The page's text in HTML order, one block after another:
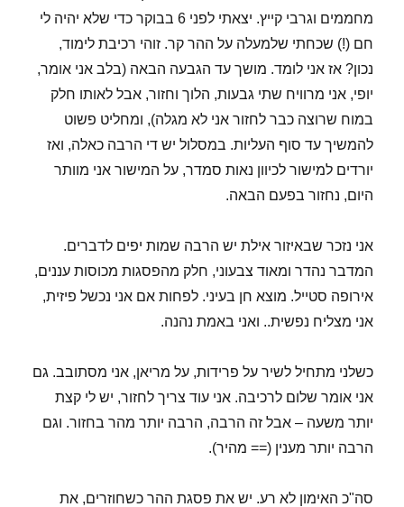
מחממים וגרבי קייץ. יצאתי לפני 6 בבוקר כדי שלא יהיה לי
חם (!) שכחתי שלמעלה על ההר קר. זוהי רכיבת לימוד,
נכון? אז אני לומד. מושך עד הגבעה הבאה (בלב אני אומר,
יופי, אני מרוויח שתי גבעות, הלוך וחזור, אבל לאותו חלק
במוח שרוצה כבר לחזור אני לא מגלה), ומחליט פשוט
להמשיך עד סוף העליות. במסלול יש די הרבה כאלה, ואז
יורדים למישור לכיוון נאות סמדר, על המישור אני מוותר
היום, נחזור בפעם הבאה.
אני נזכר שבאיזור אילת יש הרבה שמות יפים לדברים.
המדבר נהדר ומאוד צבעוני, חלק מהפסגות מכוסות עננים,
אירופה סטייל. מוצא חן בעיני. לפחות אם אני נכשל פיזית,
אני מצליח נפשית.. ואני באמת נהנה.
כשלני מתחיל לשיר על פרידות, על מריאן, אני מסתובב. גם
אני אומר שלום לרכיבה. אני עוד צריך לחזור, יש לי קצת
יותר משעה – אבל זה הרבה, הרבה יותר מהר בחזור. וגם
הרבה יותר מענין (== מהיר).
סה"כ האימון לא רע. יש את פסגת ההר כשחוזרים, את